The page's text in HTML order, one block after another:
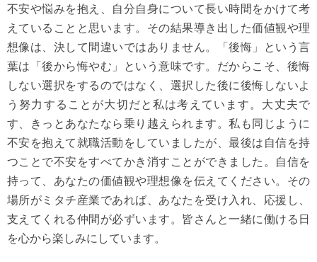
不安や悩みを抱え、自分自身について長い時間をかけて考
えていることと思います。その結果導き出した価値観や理
想像は、決して間違いではありません。「後悔」という言
葉は「後から悔やむ」という意味です。だからこそ、後悔
しない選択をするのではなく、選択した後に後悔しないよ
う努力することが大切だと私は考えています。大丈夫で
す、きっとあなたなら乗り越えられます。私も同じように
不安を抱えて就職活動をしていましたが、最後は自信を持
つことで不安をすべてかき消すことができました。自信を
持って、あなたの価値観や理想像を伝えてください。その
場所がミタチ産業であれば、あなたを受け入れ、応援し、
支えてくれる仲間が必ずいます。皆さんと一緒に働ける日
を心から楽しみにしています。